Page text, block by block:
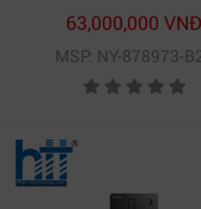
B21
63,000,000 VNĐ
MSP: NY-878973-